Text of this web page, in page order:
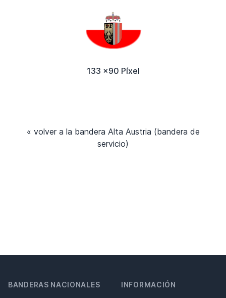
133 x90 Píxel
« volver a la bandera Alta Austria (bandera de
servicio)
BANDERAS NACIONALES INFORMACIÓN